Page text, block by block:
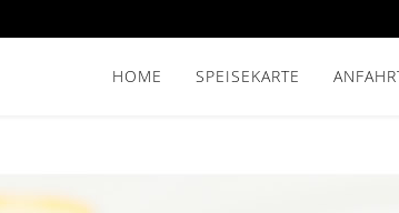
HOME SPEISEKARTE